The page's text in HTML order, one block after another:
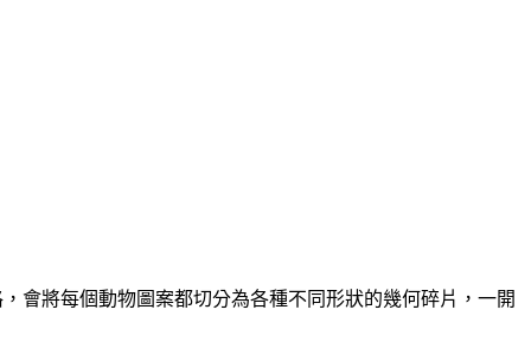
會將每個動物圖案都切分為各種不同形狀的幾何碎片，一開